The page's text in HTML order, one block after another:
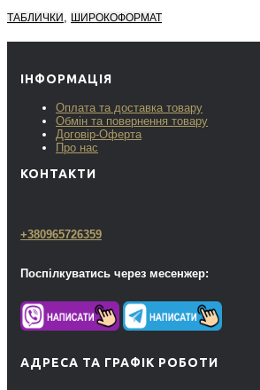
ТАБЛИЧКИ , ШИРОКОФОРМАТ
ІНФОРМАЦІЯ
Оплата та доставка товару
Обмін та повернення товару
Договір-Оферта
Про нас
КОНТАКТИ
+380965726359
Поспілкуватись через месенжер:
АДРЕСА ТА ГРАФІК РОБОТИ